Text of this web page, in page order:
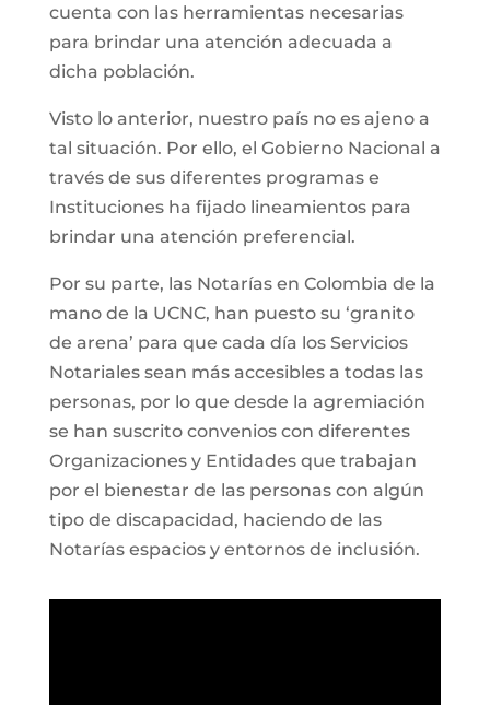
cuenta con las herramientas necesarias
para brindar una atención adecuada a
dicha población.
Visto lo anterior, nuestro país no es ajeno a
tal situación. Por ello, el Gobierno Nacional a
través de sus diferentes programas e
Instituciones ha fijado lineamientos para
brindar una atención preferencial.
Por su parte, las Notarías en Colombia de la
mano de la UCNC, han puesto su ‘granito
de arena’ para que cada día los Servicios
Notariales sean más accesibles a todas las
personas, por lo que desde la agremiación
se han suscrito convenios con diferentes
Organizaciones y Entidades que trabajan
por el bienestar de las personas con algún
tipo de discapacidad, haciendo de las
Notarías espacios y entornos de inclusión.